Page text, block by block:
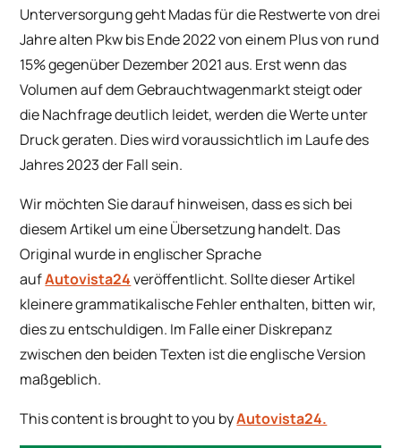
Unterversorgung geht Madas für die Restwerte von drei
Jahre alten Pkw bis Ende 2022 von einem Plus von rund
15% gegenüber Dezember 2021 aus. Erst wenn das
Volumen auf dem Gebrauchtwagenmarkt steigt oder
die Nachfrage deutlich leidet, werden die Werte unter
Druck geraten. Dies wird voraussichtlich im Laufe des
Jahres 2023 der Fall sein.
Wir möchten Sie darauf hinweisen, dass es sich bei
diesem Artikel um eine Übersetzung handelt. Das
Original wurde in englischer Sprache
aufAutovista24 veröffentlicht. Sollte dieser Artikel
kleinere grammatikalische Fehler enthalten, bitten wir,
dies zu entschuldigen. Im Falle einer Diskrepanz
zwischen den beiden Texten ist die englische Version
maßgeblich.
This content is brought to you byAutovista24.